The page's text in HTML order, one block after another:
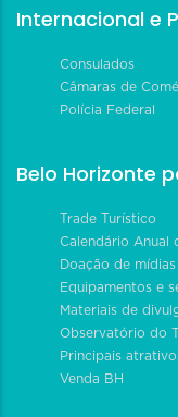
Internacional e
Consulados
Câmaras de
Polícia Federal
Belo Horizonte
Trade Turístico
Calendário Anual
Doação de mídias
Equipamentos e
Materiais de
Observatório do
Principais
Venda BH